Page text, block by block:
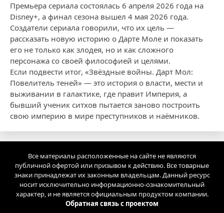
Премьера сериала состоялась 6 апреля 2026 года на
Disney+, а финал сезона вышел 4 мая 2026 года.
Создатели сериала говорили, что их цель —
рассказать новую историю о Дарте Моле и показать
его не только как злодея, но и как сложного
персонажа со своей философией и целями.
Если подвести итог, «Звёздные войны. Дарт Мол:
Повелитель теней» — это история о власти, мести и
выживании в галактике, где правит Империя, а
бывший ученик ситхов пытается заново построить
свою империю в мире преступников и наёмников.
Все материалы расположенные на сайте не являются
публичной офертой или призывом к действию. Все товарные
знаки принадлежат их законным владельцам. Данный ресурс
носит исключительно информационно-ознакомительный
характер, и не является официальным продуктом компании.
Обратная связь с проектом